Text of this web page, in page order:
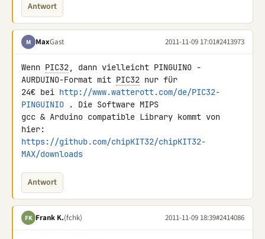
Antwort
M MaxGast 2011-11-09 17:01#2413973
Wenn PIC32, dann vielleicht PINGUINO -
AURDUINO-Format mit PIC32 nur für
24€ bei http://www.watterott.com/de/PIC32-
PINGUINIO . Die Software MIPS
gcc & Arduino compatible Library kommt von
https://github.com/chipKIT32/chipKIT32-
MAX/downloads
Antwort
FK Frank K.(fchk) 2011-11-09 18:39#2414086